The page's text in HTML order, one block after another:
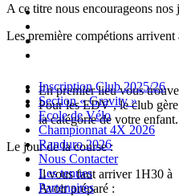
Vélo
4X
Randuro
Contacter
Les
Menu
Widgets
Recherche
Aller
contenu
Inscription Club 2025/26
Section « Gravity »
Ecole de Vélo
Championnat 4X 2026
Randuro 2026
Nous Contacter
Les tenues
Partenaires
A ce titre nous encourageons
Les première compétions arrivent
En premier lieu vous
Pour les EDV , le club
la catégorie de votre enfant.
Le jour de la course :
Il vous faut arriver 1H30 à
Avoir préparé :